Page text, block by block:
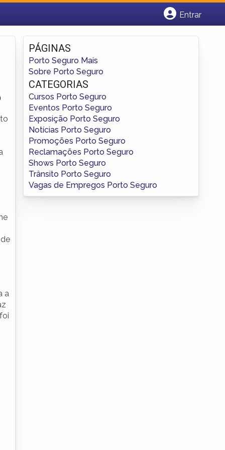
Entrar
Fazer login
Criar conta
a
PÁGINAS
Porto Seguro Mais
Sobre Porto Seguro
CATEGORIAS
Cursos Porto Seguro
Eventos Porto Seguro
Exposição Porto Seguro
Notícias Porto Seguro
Promoções Porto Seguro
Reclamações Porto Seguro
Shows Porto Seguro
Trânsito Porto Seguro
Vagas de Empregos Porto Seguro